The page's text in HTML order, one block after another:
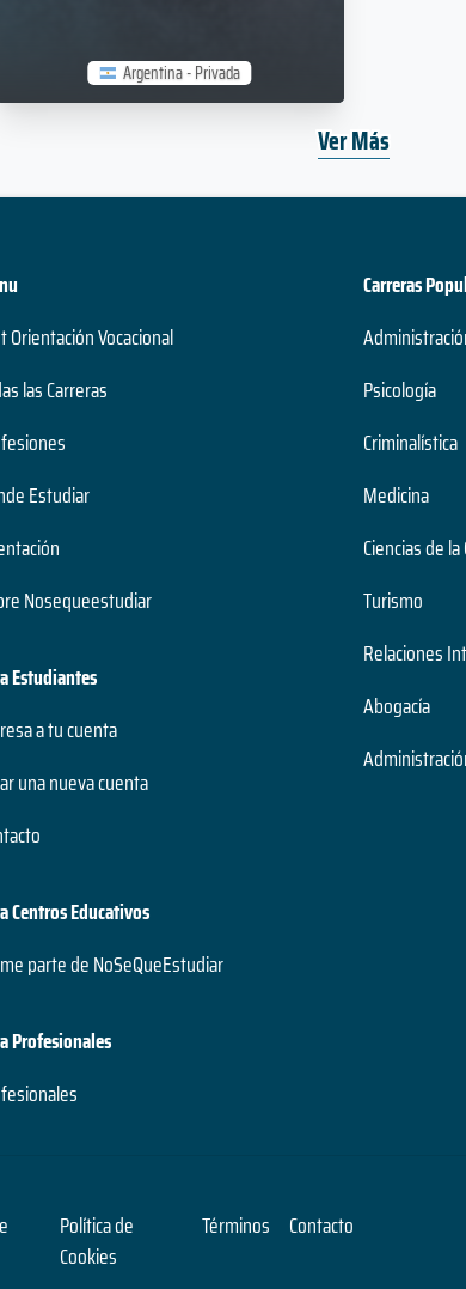
Argentina - Privada
Ver Más
Orientación Vocacional
las Carreras
Estudiar
Nosequeestudiar
Estudiantes
a tu cuenta
una nueva cuenta
Centros Educativos
parte de NoSeQueEstudiar
Profesionales
Carreras
Psicología
Criminalística
Medicina
Ciencias de
Turismo
Relaciones
Abogacía
Política de
Cookies
Términos Contacto